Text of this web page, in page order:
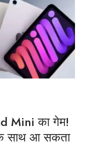
Mini का गेम!
के साथ आ सकता